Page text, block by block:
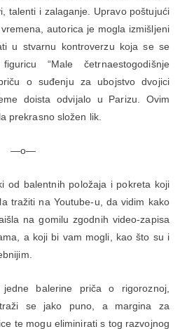
talenti i zalaganje. Upravo poštujući
autorica je mogla izmišljeni
u stvarnu kontroverzu koja se se
“Male četrnaestogodišnje
o suđenju za ubojstvo dvojici
doista odvijalo u Parizu. Ovim
prekrasno složen lik.
—o—
od balentnih položaja i pokreta koji
tražiti na Youtube-u, da vidim kako
na gomilu zgodnih video-zapisa
a koji bi vam mogli, kao što su i
balerine priča o rigoroznoj,
se jako puno, a margina za
te mogu eliminirati s tog razvojnog